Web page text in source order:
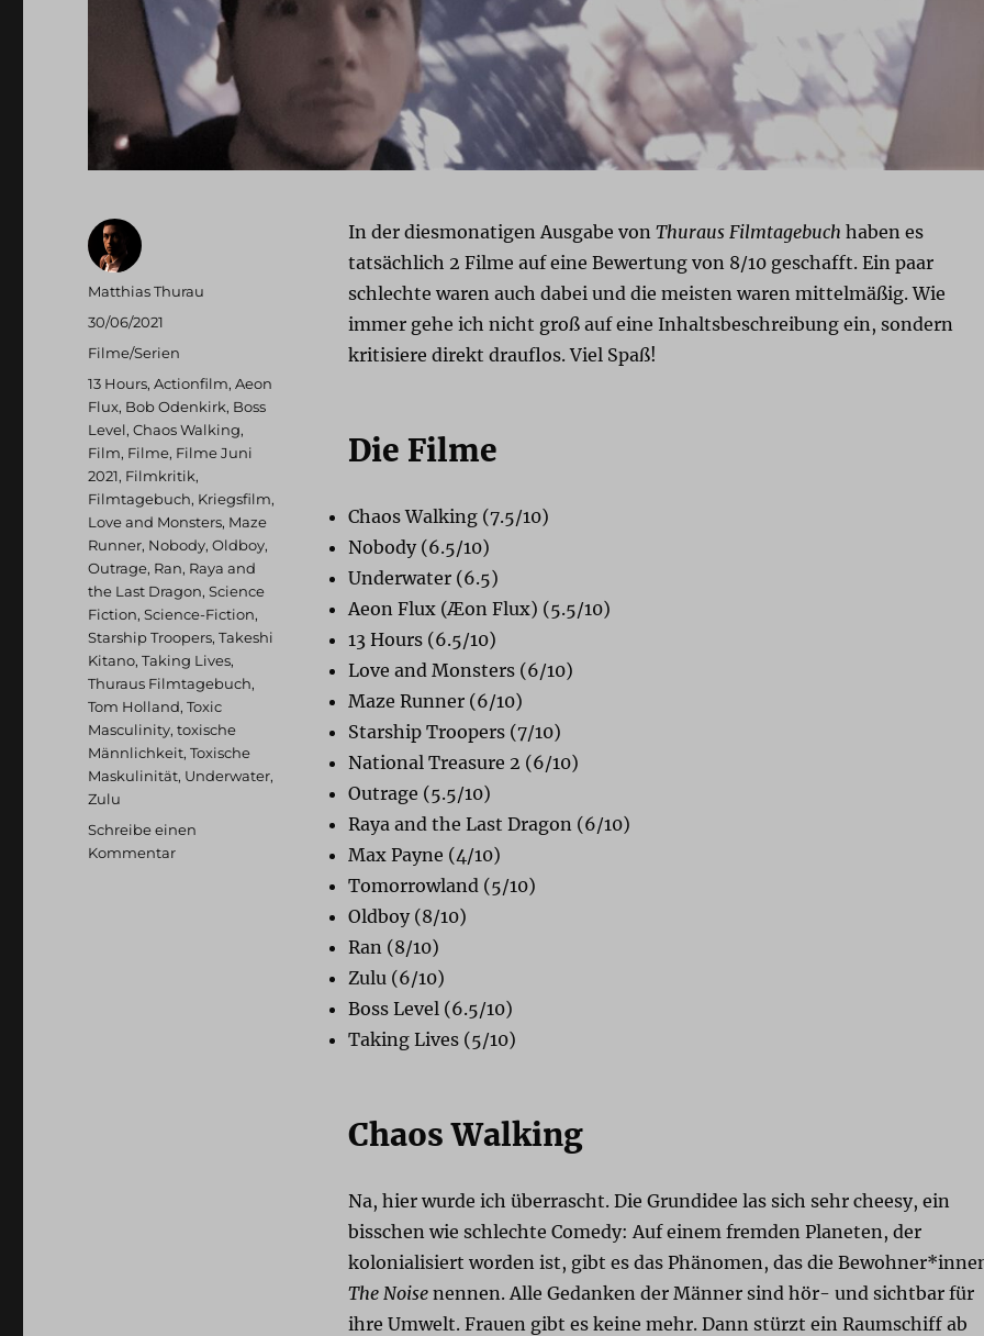
In der diesmonatigen Ausgabe von Thuraus Filmtagebuch haben es
tatsächlich 2 Filme auf eine Bewertung von 8/10 geschafft. Ein paar
schlechte waren auch dabei und die meisten waren mittelmäßig. Wie
immer gehe ich nicht groß auf eine Inhaltsbeschreibung ein, sondern
kritisiere direkt drauflos. Viel Spaß!
Die Filme
Chaos Walking (7.5/10)
Nobody (6.5/10)
Underwater (6.5)
Aeon Flux (Æon Flux) (5.5/10)
13 Hours (6.5/10)
Love and Monsters (6/10)
Maze Runner (6/10)
Starship Troopers (7/10)
National Treasure 2 (6/10)
Outrage (5.5/10)
Raya and the Last Dragon (6/10)
Max Payne (4/10)
Tomorrowland (5/10)
Oldboy (8/10)
Ran (8/10)
Zulu (6/10)
Boss Level (6.5/10)
Taking Lives (5/10)
Chaos Walking
Na, hier wurde ich überrascht. Die Grundidee las sich sehr cheesy, ein
bisschen wie schlechte Comedy: Auf einem fremden Planeten, der
kolonialisiert worden ist, gibt es das Phänomen, das die
The Noisenennen. Alle Gedanken der Männer sind hör- und sichtbar für
ihre Umwelt. Frauen gibt es keine mehr. Dann stürzt ein Raumschiff ab
Autor
Matthias Thurau
Veröffentlicht
am
30/06/2021
Kategorien
Filme/Serien
Schlagwörter
13 Hours,Actionfilm,Aeon
Flux, Bob Odenkirk, Boss
Level,Chaos Walking,
Film, Filme, Filme Juni
2021, Filmkritik,
Filmtagebuch, Kriegsfilm,
Love and Monsters, Maze
Runner, Nobody,Oldboy,
Outrage, Ran, Raya and
the Last Dragon,Science
Fiction,Science-Fiction,
Starship Troopers,Takeshi
Kitano,Taking Lives,
Thuraus Filmtagebuch,
Tom Holland,Toxic
Masculinity,toxische
Männlichkeit,Toxische
Maskulinität, Underwater,
Zulu
Schreibe einen
Kommentarzu